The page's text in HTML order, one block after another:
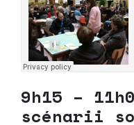
9h15 –
scénarii